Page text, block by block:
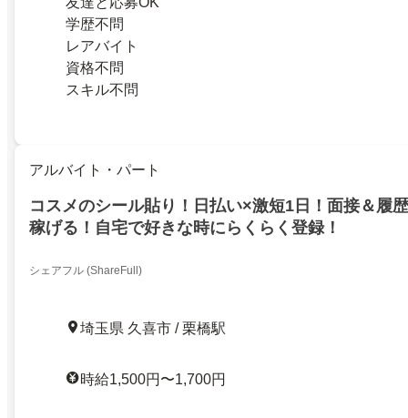
学歴不問
レアバイト
資格不問
スキル不問
アルバイト・パート
コスメのシール貼り！日払い×激短1日！面接＆履
稼げる！自宅で好きな時にらくらく登録！
シェアフル (ShareFull)
埼玉県 久喜市 / 栗橋駅
時給1,500円〜1,700円